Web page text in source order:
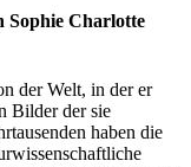
Sophie Charlotte
der Welt, in der er
Bilder der sie
haben die